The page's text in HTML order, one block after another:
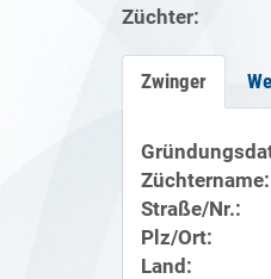
Züchter:
Zwinger
Züchtername:
Straße/Nr.:
Plz/Ort:
Land: